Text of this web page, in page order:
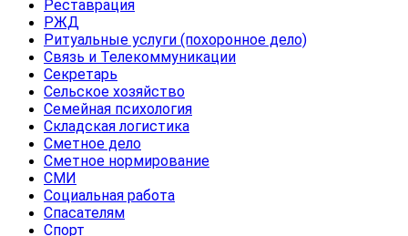
Реставрация
РЖД
Ритуальные услуги (похоронное дело)
Связь и Телекоммуникации
Секретарь
Сельское хозяйство
Семейная психология
Складская логистика
Сметное дело
Сметное нормирование
СМИ
Социальная работа
Спасателям
Спорт